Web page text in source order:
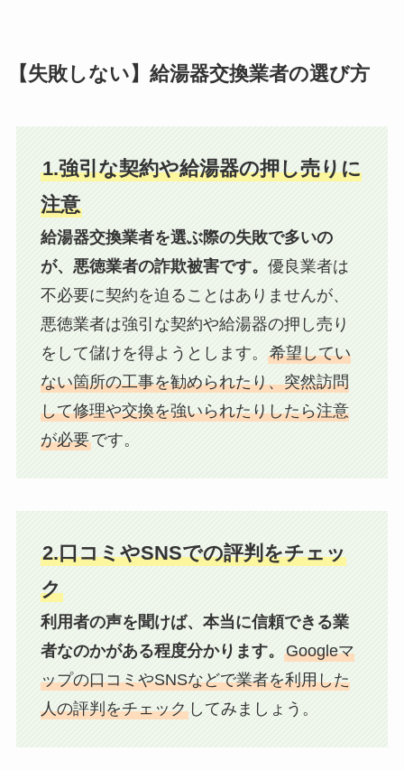
【失敗しない】給湯器交換業者の選び方
1.強引な契約や給湯器の押し売りに
注意
給湯器交換業者を選ぶ際の失敗で多いの
が、悪徳業者の詐欺被害です。 優良業者は
不必要に契約を迫ることはありませんが、
悪徳業者は強引な契約や給湯器の押し売り
をして儲けを得ようとします。 希望してい
ない箇所の工事を勧められたり、突然訪問
して修理や交換を強いられたりしたら注意
が必要です。
2.口コミやSNSでの評判をチェッ
ク
利用者の声を聞けば、本当に信頼できる業
者なのかがある程度分かります。 Googleマ
ップの口コミやSNSなどで業者を利用した
人の評判をチェックしてみましょう。